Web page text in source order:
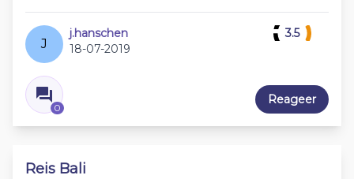
J
j.hanschen
18-07-2019
0
3.5
Reageer
Reis Bali